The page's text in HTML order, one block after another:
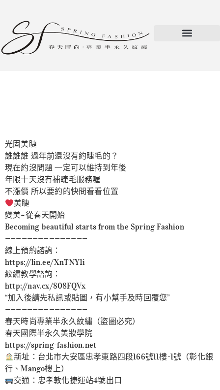
光固美睫
誰誰誰 過年前還沒有約睫毛的？
現在約沒問題 一定可以維持到年後
年限十天沒有補睫毛服務喔
不漲價 所以要約的快問看看位置
美睫
變美~從春天開始
Becoming beautiful starts from the Spring Fashion
———————————————
線上預約諮詢：
https://lin.ee/XnTNY1i
紋繡教學諮詢：
http://nav.cx/808FQVx
“加入後請先私訊或貼圖，有小幫手及時回覆您”
———————————————
春天時尚專業半永久紋繡（盜圖必究）
春天國際半永久美妝學院
https://spring-fashion.net
新址：台北市大安區忠孝東路四段166號11樓-1號（彰化銀
行、Mango樓上）
交通：忠孝敦化捷運站4號出口